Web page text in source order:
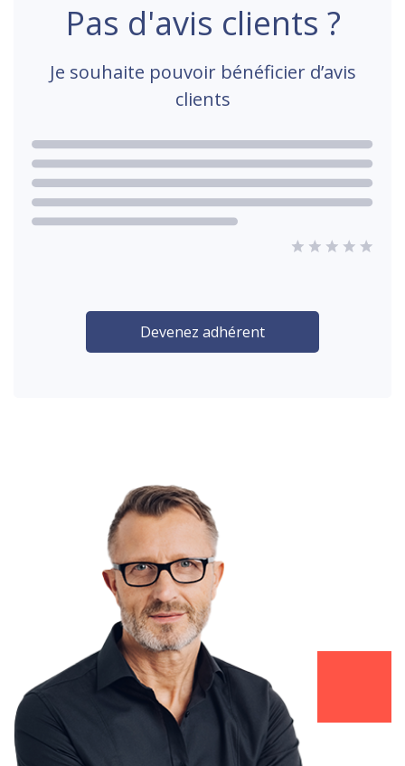
Pas d'avis clients ?
Je souhaite pouvoir bénéficier d’avis
clients
Devenez adhérent